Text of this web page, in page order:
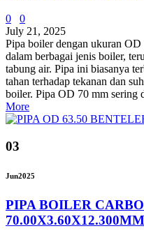
0
0
July 21, 2025
Pipa boiler dengan ukuran
dalam berbagai jenis boiler,
tabung air. Pipa ini biasanya
tahan terhadap tekanan dan
boiler. Pipa OD 70 mm sering
More
03
Jun2025
PIPA BOILER
70.00X3.60X12.300MM